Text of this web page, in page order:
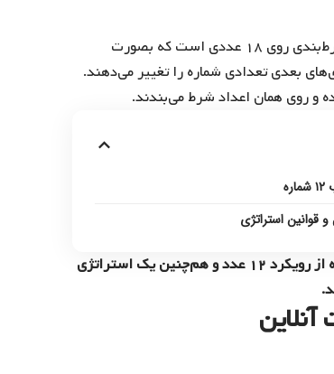
وجود دارد. اولین مورد شرط‌بندی روی ۱۸ عددی است که بصورت
بعدی تعدادی شماره را تغییر می‌دهند.
قوانین استراتژی
در این مطلب قصد داریم به شما نشان دهیم که چگونه می‌توانید با استفاده از رویکرد ۱۲ عدد و هم‌چنین یک استراتژی